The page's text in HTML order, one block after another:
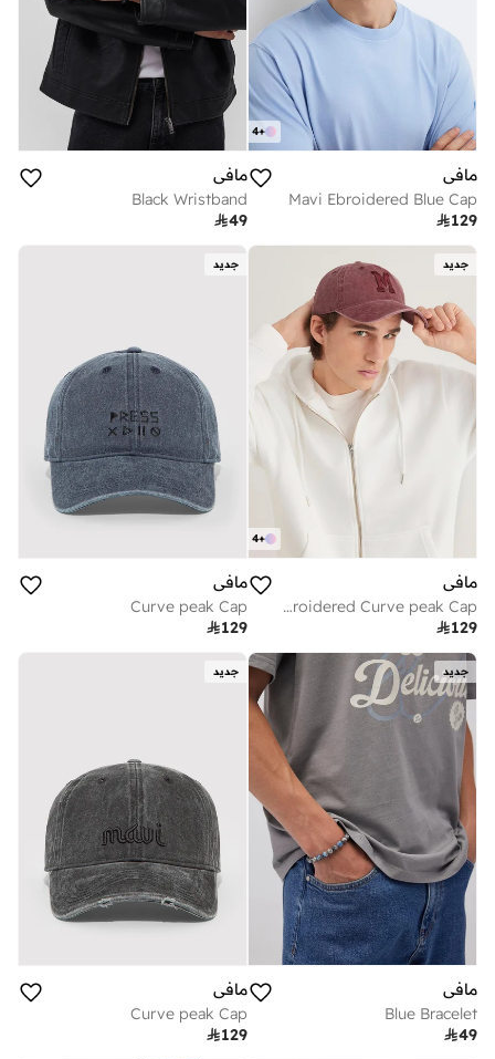
+
4
مافي
Mavi Ebroidered Blue Cap
129
مافي
Black Wristband
49
جديد
+
4
مافي
Emroidered Curve peak Cap
129
جديد
مافي
Curve peak Cap
129
جديد
مافي
Blue Bracelet
49
جديد
مافي
Curve peak Cap
129